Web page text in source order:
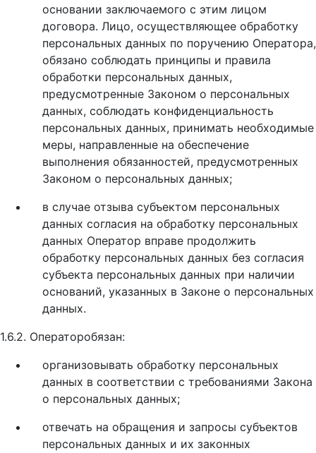
основании заключаемого с этим лицом
договора. Лицо, осуществляющее обработку
персональных данных по поручению Оператора,
обязано соблюдать принципы и правила
обработки персональных данных,
предусмотренные Законом о персональных
данных, соблюдать конфиденциальность
персональных данных, принимать необходимые
меры, направленные на обеспечение
выполнения обязанностей, предусмотренных
Законом о персональных данных;
в случае отзыва субъектом персональных
данных согласия на обработку персональных
данных Оператор вправе продолжить
обработку персональных данных без согласия
субъекта персональных данных при наличии
оснований, указанных в Законе о персональных
данных.
1.6.2. Операторобязан:
организовывать обработку персональных
данных в соответствии с требованиями Закона
о персональных данных;
отвечать на обращения и запросы субъектов
персональных данных и их законных